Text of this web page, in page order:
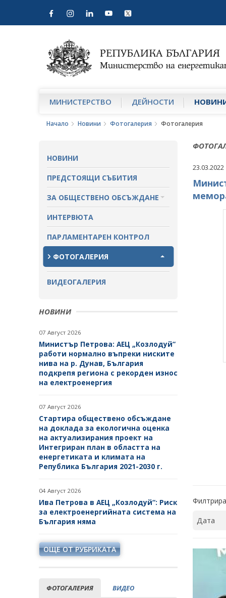
МИНИСТЕРСТВО ДЕЙНОСТИ
Начало Новини Фотогалерия Фотогалерия
НОВИНИ
ПРЕДСТОЯЩИ СЪБИТИЯ
ЗА ОБЩЕСТВЕНО ОБСЪЖДАНЕ
ПРОЕКТИ ЗА ОБЩЕСТВЕНО
ОБСЪЖДАНЕ
ЗАВЪРШИЛИ ПРОЦЕДУРИ ЗА
ОБЩЕСТВЕНО ОБСЪЖДАНЕ
ИНТЕРВЮТА
ПАРЛАМЕНТАРЕН КОНТРОЛ
ФОТОГАЛЕРИЯ
ВИДЕОГАЛЕРИЯ
НОВИНИ
07 Август 2026
Министър Петрова: АЕЦ „Козлодуй“
работи нормално въпреки ниските
нива на р. Дунав, България
подкрепя региона с рекорден износ
на електроенергия
07 Август 2026
Стартира обществено обсъждане
на доклада за екологична оценка
на актуализирания проект на
Интегриран план в областта на
енергетиката и климата на
Република България 2021-2030 г.
04 Август 2026
Ива Петрова в АЕЦ „Козлодуй“: Риск
за електроенергийната система на
България няма
ОЩЕ ОТ РУБРИКАТА
ФОТОГАЛЕРИЯ ВИДЕО
23.03.2022